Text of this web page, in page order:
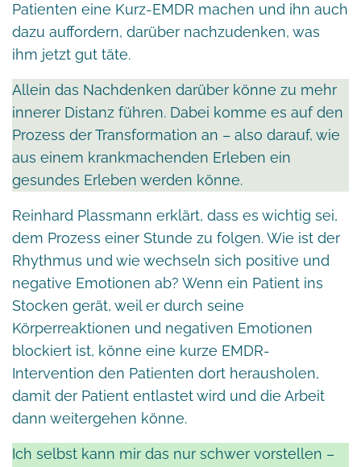
Patienten eine Kurz-EMDR machen und ihn auch
dazu auffordern, darüber nachzudenken, was
ihm jetzt gut täte.
Allein das Nachdenken darüber könne zu mehr
innerer Distanz führen. Dabei komme es auf den
Prozess der Transformation an – also darauf, wie
aus einem krankmachenden Erleben ein
gesundes Erleben werden könne.
Reinhard Plassmann erklärt, dass es wichtig sei,
dem Prozess einer Stunde zu folgen. Wie ist der
Rhythmus und wie wechseln sich positive und
negative Emotionen ab? Wenn ein Patient ins
Stocken gerät, weil er durch seine
Körperreaktionen und negativen Emotionen
blockiert ist, könne eine kurze EMDR-
Intervention den Patienten dort herausholen,
damit der Patient entlastet wird und die Arbeit
dann weitergehen könne.
Ich selbst kann mir das nur schwer vorstellen –